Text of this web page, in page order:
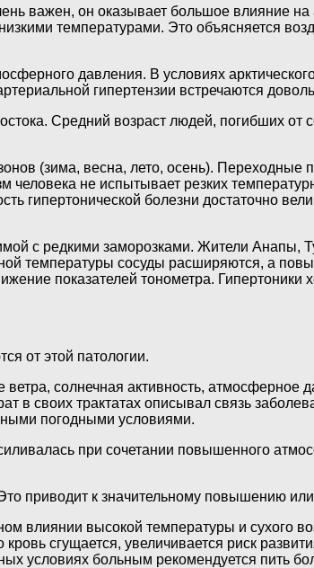
важен, он оказывает большое влияние
температурами. Это объясняется
давления. В условиях арктического
гипертензии встречаются
Средний возраст людей, погибших от
(зима, весна, лето, осень). Переходные
не испытывает резких
болезни достаточно
с редкими заморозками. Жители Анапы,
температуры сосуды расширяются, а
показателей тонометра. Гипертоники
от этой патологии.
солнечная активность, атмосферное
в своих трактатах описывал связь
погодными условиями.
при сочетании повышенного
приводит к значительному повышению
влиянии высокой температуры и сухого
сгущается, увеличивается риск
условиях больным рекомендуется пить